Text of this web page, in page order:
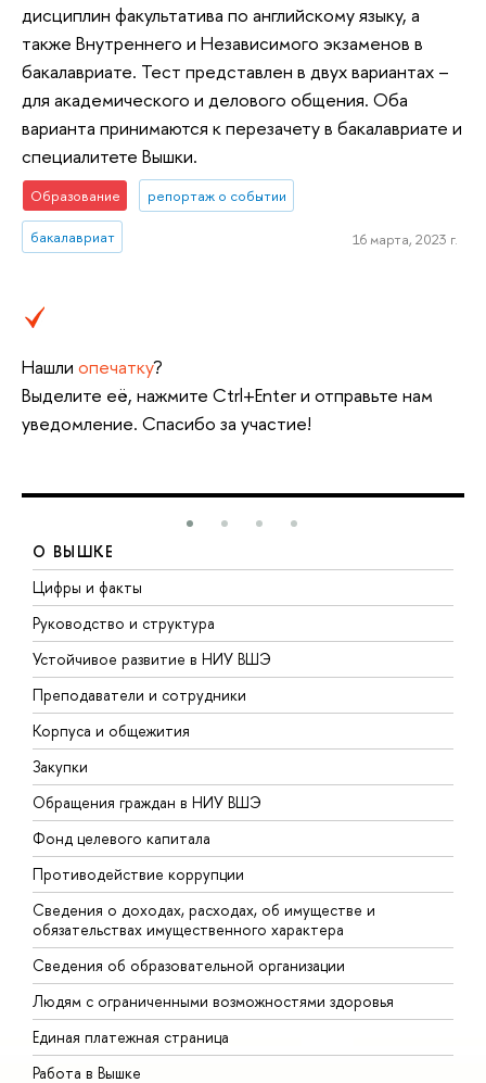
дисциплин факультатива по английскому языку, а
также Внутреннего и Независимого экзаменов в
бакалавриате. Тест представлен в двух вариантах –
для академического и делового общения. Оба
варианта принимаются к перезачету в бакалавриате и
специалитете Вышки.
Образование репортаж о событии
бакалавриат 16 марта, 2023 г.
Нашли опечатку?
Выделите её, нажмите Ctrl+Enter и отправьте нам
уведомление. Спасибо за участие!
О ВЫШКЕ
Цифры и факты
Руководство и структура
Устойчивое развитие в НИУ ВШЭ
Преподаватели и сотрудники
Корпуса и общежития
Закупки
Обращения граждан в НИУ ВШЭ
Фонд целевого капитала
Противодействие коррупции
Сведения о доходах, расходах, об имуществе и
обязательствах имущественного характера
Сведения об образовательной организации
Людям с ограниченными возможностями здоровья
Единая платежная страница
Работа в Вышке